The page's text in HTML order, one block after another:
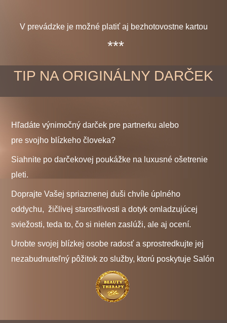
V prevádzke je možné platiť aj bezhotovostne kartou
***
TIP NA ORIGINÁLNY DARČEK
Hľadáte výnimočný darček pre partnerku alebo
pre svojho blízkeho človeka?
Siahnite po darčekovej poukážke na luxusné ošetrenie
pleti.
Doprajte Vašej spriaznenej duši chvíle úplného
oddychu, žičlivej starostlivosti a dotyk omladzujúcej
sviežosti, teda to, čo si nielen zaslúži, ale aj ocení.
Urobte svojej blízkej osobe radosť a sprostredkujte jej
nezabudnuteľný pôžitok zo služby, ktorú poskytuje Salón